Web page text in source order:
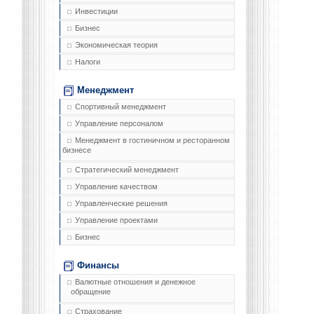
Инвестиции
Бизнес
Экономическая теория
Налоги
Менеджмент
Спортивный менеджмент
Управление персоналом
Менеджмент в гостиничном и ресторанном
бизнесе
Стратегический менеджмент
Управление качеством
Управленческие решения
Управление проектами
Бизнес
Финансы
Валютные отношения и денежное
обращение
Страхование